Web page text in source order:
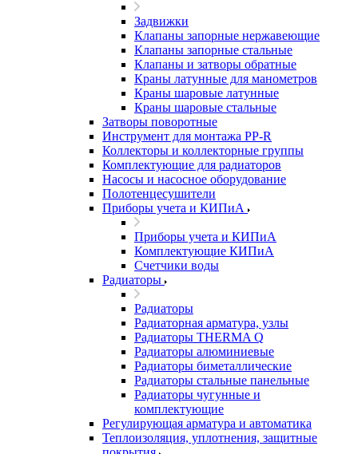
Задвижки
Клапаны запорные нержавеющие
Клапаны запорные стальные
Клапаны и затворы обратные
Краны латунные для манометров
Краны шаровые латунные
Краны шаровые стальные
Затворы поворотные
Инструмент для монтажа PP-R
Коллекторы и коллекторные группы
Комплектующие для радиаторов
Насосы и насосное оборудование
Полотенцесушители
Приборы учета и КИПиА
Приборы учета и КИПиА
Комплектующие КИПиА
Счетчики воды
Радиаторы
Радиаторы
Радиаторная арматура, узлы
Радиаторы THERMA Q
Радиаторы алюминиевые
Радиаторы биметаллические
Радиаторы стальные панельные
Радиаторы чугунные и
комплектующие
Регулирующая арматура и автоматика
Теплоизоляция, уплотнения, защитные